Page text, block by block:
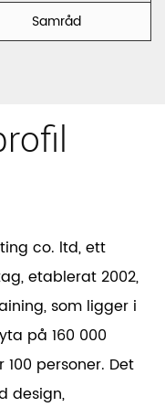
Samråd
co. ltd, ett
etablerat 2002,
som ligger i
på 160 000
personer. Det
design,